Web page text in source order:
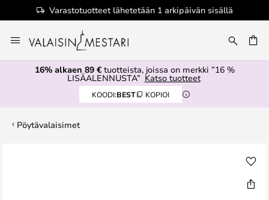
Varastotuotteet lähetetään 1 arkipäivän sisällä
to
Content
16% alkaen 89 €tuotteista, joissa on merkki ”16 %
LISÄALENNUSTA” Katso tuotteet
KOODI:BEST KOPIOI
Pöytävalaisimet